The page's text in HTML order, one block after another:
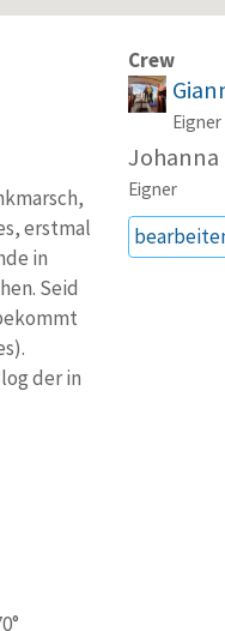
erstmal
in
Seid
der in
Crew
Eigner
Johanna
Eigner